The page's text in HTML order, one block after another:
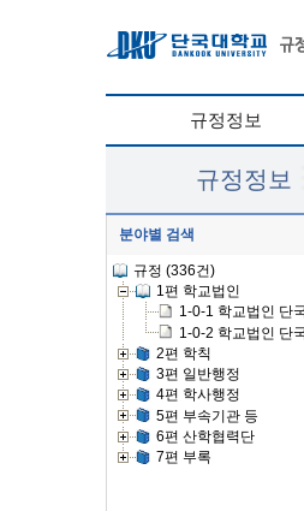
규정정보
규정정보
분야별 검색